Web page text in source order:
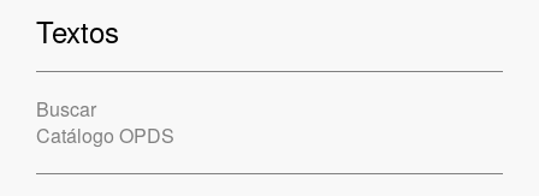
Textos
Buscar
Catálogo OPDS